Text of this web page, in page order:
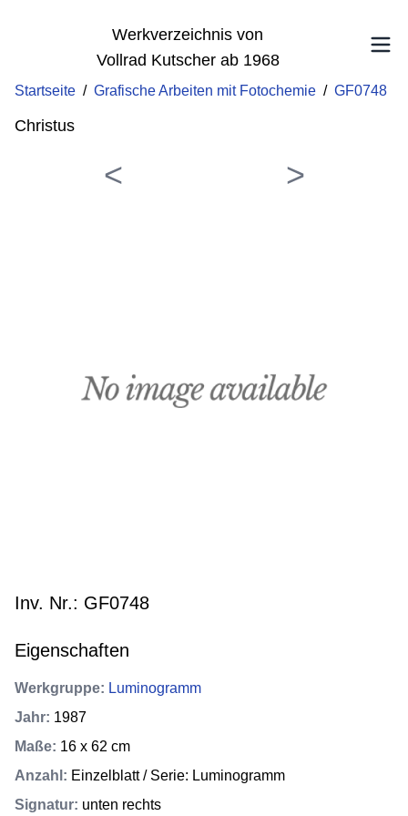
Werkverzeichnis von
Vollrad Kutscher ab 1968
Startseite / Grafische Arbeiten mit Fotochemie / GF0748
Christus
Inv. Nr.: GF0748
Eigenschaften
Werkgruppe: Luminogramm
Jahr: 1987
Maße: 16 x 62 cm
Anzahl : Einzelblatt / Serie: Luminogramm
Signatur: unten rechts
< >